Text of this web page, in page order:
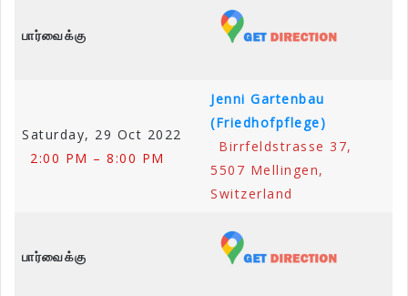
பார்வைக்கு
Saturday, 29 Oct 2022
2:00 PM – 8:00 PM
Jenni Gartenbau
(Friedhofpflege)
Birrfeldstrasse 37,
5507 Mellingen,
Switzerland
பார்வைக்கு